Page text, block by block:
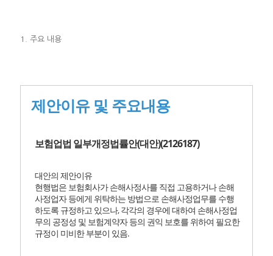
1. 주요 내용
제안이유 및 주요내용
보험업법 일부개정법률안(대안)(2126187)
대안의 제안이유
현행법은 보험회사가 손해사정사를 직접 고용하거나 손해
사정업자 등에게 위탁하는 방법으로 손해사정업무를 수행
하도록 규정하고 있으나,각각의 경우에 대하여 손해사정업
무의 공정성 및 보험계약자 등의 권익 보호를 위하여 필요한
규정이 미비한 부분이 있음.